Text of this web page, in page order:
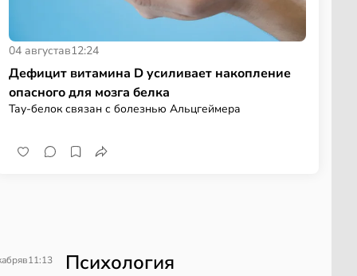
04 августав12:24
Дефицит витамина D усиливает накопление
опасного для мозга белка
Тау-белок связан с болезнью Альцгеймера
в11:13 Психология